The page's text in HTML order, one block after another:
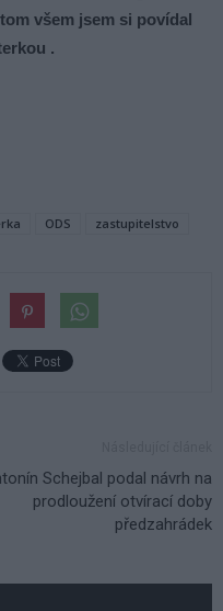
všem jsem si povídal
.
ODS zastupitelstvo
Schejbal podal návrh na
prodloužení otvírací doby
předzahrádek